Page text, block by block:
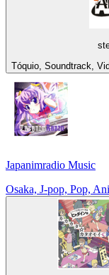
Tóquio, Soundtrack,
Japanimradio Music
Osaka, J-pop, Pop,